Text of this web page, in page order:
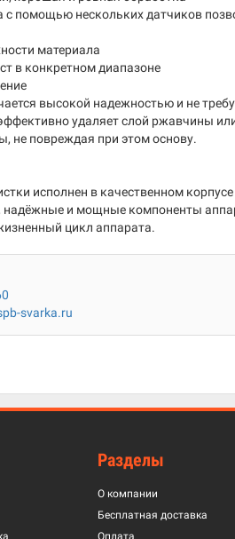
с помощью нескольких датчиков
материала
в конкретном диапазоне
высокой надежностью и не
удаляет слой ржавчины
не повреждая при этом основу.
исполнен в качественном
надёжные и мощные компоненты
цикл аппарата.
svarka.ru
Разделы
О компании
Бесплатная доставка
Оплата